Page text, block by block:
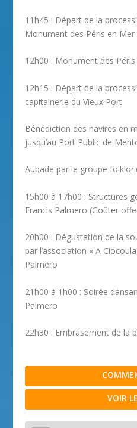
11h45 : Départ de la
Monument des Péris en Mer
12h00 : Monument des
12h15 : Départ de la
capitainerie du Vieux Port
Bénédiction des navires en
jusqu’au Port Public de
Aubade par le groupe
15h00 à 17h00 : Structures
Francis Palmero (Goûter
20h00 : Dégustation de la
par l’association « A
Palmero
21h00 à 1h00 : Soirée
Palmero
22h30 : Embrasement de la
VOIR